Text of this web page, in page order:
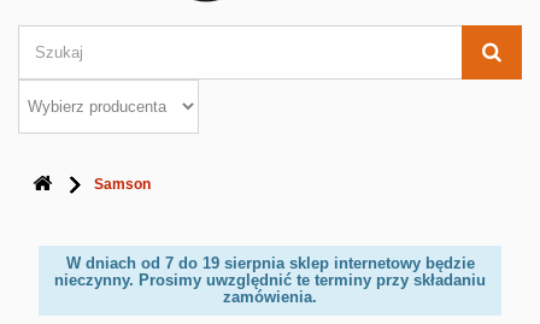
Samson
W dniach od 7 do 19 sierpnia sklep internetowy będzie
nieczynny. Prosimy uwzględnić te terminy przy składaniu
zamówienia.